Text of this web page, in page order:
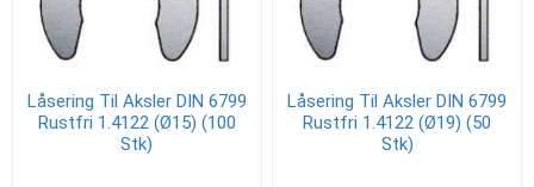
Låsering Til Aksler DIN 6799
Rustfri 1.4122 (Ø15) (100
Stk)
Låsering Til Aksler DIN 6799
Rustfri 1.4122 (Ø19) (50
Stk)